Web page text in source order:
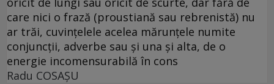
care nici o frază (proustiană sau rebrenistă) nu
ar trăi, cuvinţelele acelea mărunţele numite
conjuncţii, adverbe sau şi una şi alta, de o
energie incomensurabilă în cons
Radu COSAŞU